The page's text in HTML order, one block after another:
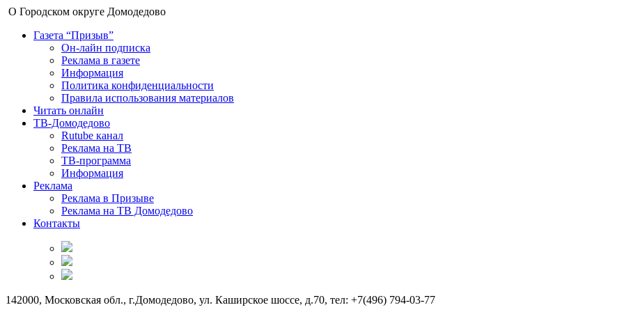
О Городском округе Домодедово
Газета “Призыв”
Он-лайн подписка
Реклама в газете
Информация
Политика конфиденциальности
Правила использования материалов
Читать онлайн
ТВ-Домодедово
Rutube канал
Реклама на ТВ
ТВ-программа
Информация
Реклама
Реклама в Призыве
Реклама на ТВ Домодедово
Контакты
142000, Московская обл., г.Домодедово, ул. Каширское шоссе, д.70, тел: +7(496) 794-03-77